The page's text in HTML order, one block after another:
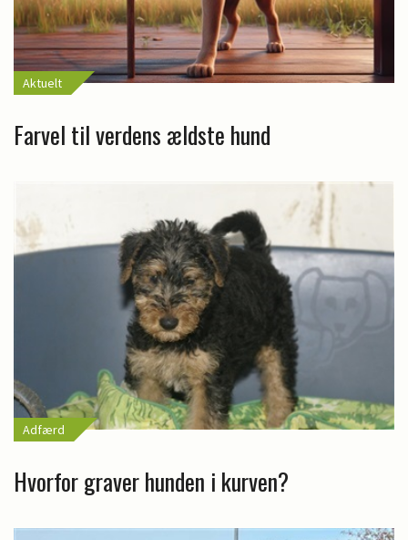
Aktuelt
Farvel til verdens ældste hund
Adfærd
Hvorfor graver hunden i kurven?